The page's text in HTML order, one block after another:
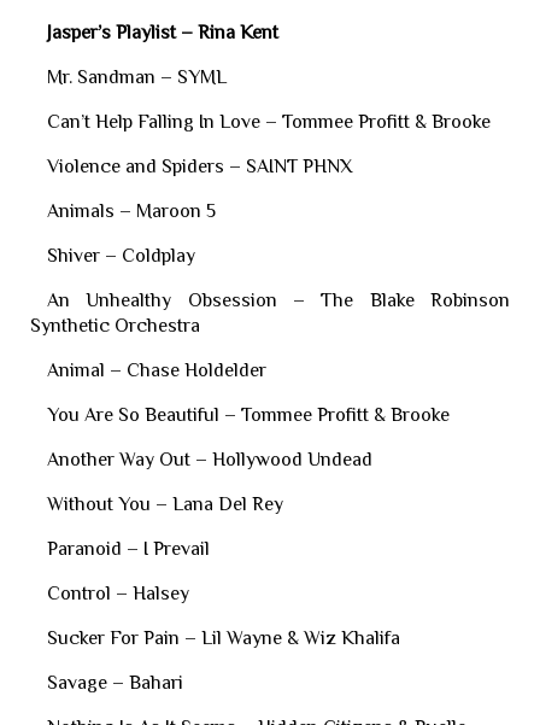
Jasper’s Playlist – Rina Kent
Mr. Sandman – SYML
Can’t Help Falling In Love – Tommee Profitt & Brooke
Violence and Spiders – SAINT PHNX
Animals – Maroon 5
Shiver – Coldplay
An Unhealthy Obsession – The Blake Robinson
Synthetic Orchestra
Animal – Chase Holdelder
You Are So Beautiful – Tommee Profitt & Brooke
Another Way Out – Hollywood Undead
Without You – Lana Del Rey
Paranoid – I Prevail
Control – Halsey
Sucker For Pain – Lil Wayne & Wiz Khalifa
Savage – Bahari